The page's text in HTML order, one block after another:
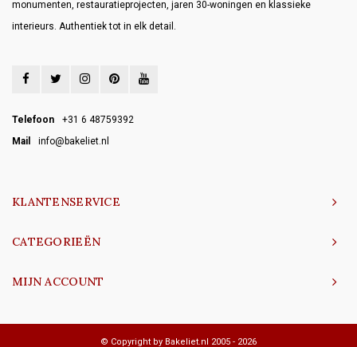
monumenten, restauratieprojecten, jaren 30-woningen en klassieke
interieurs. Authentiek tot in elk detail.
Telefoon
+31 6 48759392
Mail
info@bakeliet.nl
KLANTENSERVICE
CATEGORIEËN
MIJN ACCOUNT
© Copyright by Bakeliet.nl 2005 - 2026